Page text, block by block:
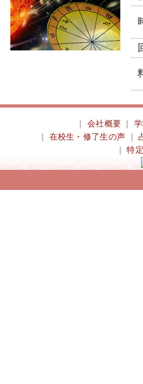
会社概要 ｜
在校生・修了生の声 ｜
｜特